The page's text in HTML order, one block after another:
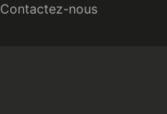
Contactez-nous